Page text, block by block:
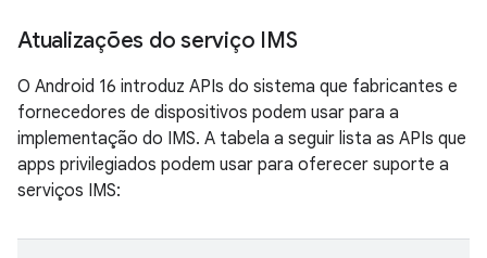
Atualizações do serviço IMS
O Android 16 introduz APIs do sistema que fabricantes e
fornecedores de dispositivos podem usar para a
implementação do IMS. A tabela a seguir lista as APIs que
apps privilegiados podem usar para oferecer suporte a
serviços IMS: